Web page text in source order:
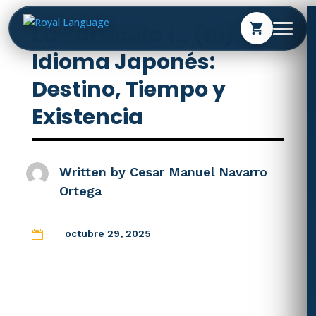
shopping_cart
La Partícula に (ni) en
Idioma Japonés:
Destino, Tiempo y
Existencia
Written by Cesar Manuel Navarro
Ortega
 octubre 29, 2025